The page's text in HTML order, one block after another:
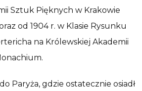
Sztuk Pięknych w Krakowie
od 1904 r. w Klasie Rysunku
na Królewskiej Akademii
Paryża, gdzie ostatecznie osiadł